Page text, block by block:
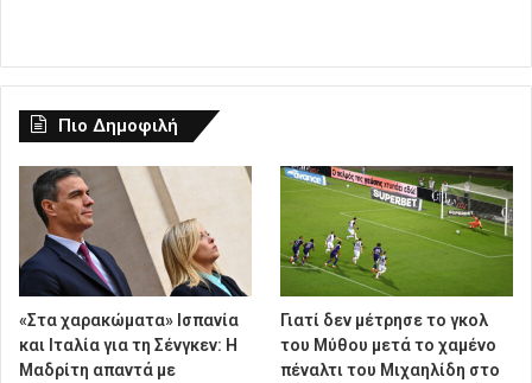
Πιο Δημοφιλή
«Στα χαρακώματα» Ισπανία
και Ιταλία για τη Σένγκεν: Η
Μαδρίτη απαντά με
Γιατί δεν μέτρησε το γκολ
του Μύθου μετά το χαμένο
πέναλτι του Μιχαηλίδη στο